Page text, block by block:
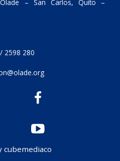
– San Carlos, Quito –
2598 280
cubemediaco